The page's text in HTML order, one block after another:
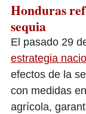
Honduras
sequia
El pasado 29
estrategia
efectos de la
con medidas
agrícola,